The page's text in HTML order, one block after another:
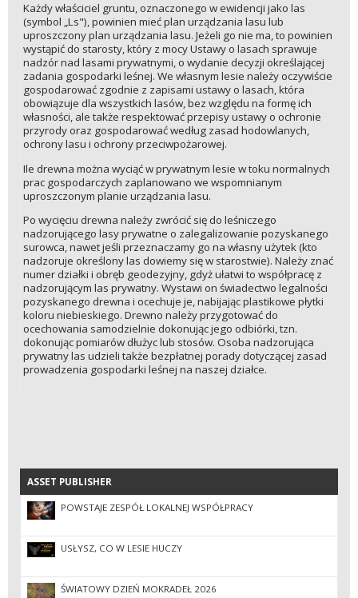
Każdy właściciel gruntu, oznaczonego w ewidencji jako las
(symbol „Ls"), powinien mieć plan urządzania lasu lub
uproszczony plan urządzania lasu. Jeżeli go nie ma, to powinien
wystąpić do starosty, który z mocy Ustawy o lasach sprawuje
nadzór nad lasami prywatnymi, o wydanie decyzji określającej
zadania gospodarki leśnej. We własnym lesie należy oczywiście
gospodarować zgodnie z zapisami ustawy o lasach, która
obowiązuje dla wszystkich lasów, bez względu na formę ich
własności, ale także respektować przepisy ustawy o ochronie
przyrody oraz gospodarować według zasad hodowlanych,
ochrony lasu i ochrony przeciwpożarowej.
Ile drewna można wyciąć w prywatnym lesie w toku normalnych
prac gospodarczych zaplanowano we wspomnianym
uproszczonym planie urządzania lasu.
Po wycięciu drewna należy zwrócić się do leśniczego
nadzorującego lasy prywatne o zalegalizowanie pozyskanego
surowca, nawet jeśli przeznaczamy go na własny użytek (kto
nadzoruje określony las dowiemy się w starostwie). Należy znać
numer działki i obręb geodezyjny, gdyż ułatwi to współpracę z
nadzorującym las prywatny. Wystawi on świadectwo legalności
pozyskanego drewna i ocechuje je, nabijając plastikowe płytki
koloru niebieskiego. Drewno należy przygotować do
ocechowania samodzielnie dokonując jego odbiórki, tzn.
dokonując pomiarów dłużyc lub stosów. Osoba nadzorująca
prywatny las udzieli także bezpłatnej porady dotyczącej zasad
prowadzenia gospodarki leśnej na naszej działce.
ASSET PUBLISHER
ASSET PUBLISHER
POWSTAJE ZESPÓŁ LOKALNEJ WSPÓŁPRACY
USŁYSZ, CO W LESIE HUCZY
ŚWIATOWY DZIEŃ MOKRADEŁ 2026